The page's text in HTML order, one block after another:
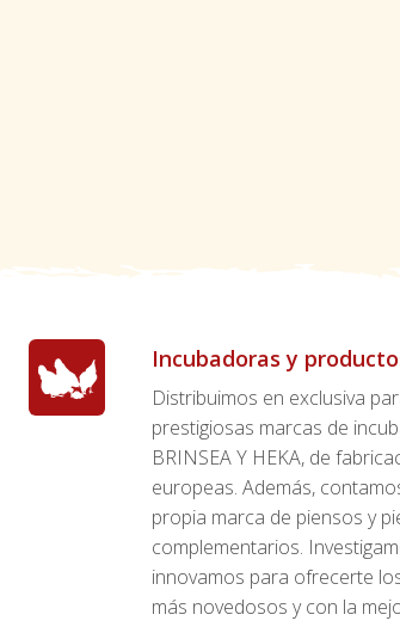
Incubadoras y
Distribuimos en exclusiva
prestigiosas marcas de
BRINSEA Y HEKA, de
europeas. Además,
propia marca de piensos y
complementarios.
innovamos para ofrecerte
más novedosos y con la